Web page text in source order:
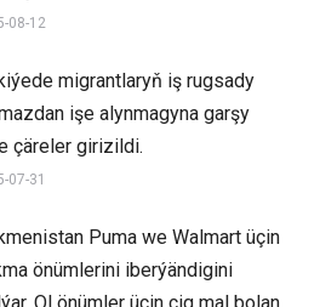
08-12
migrantlaryň iş rugsady
işe alynmagyna garşy
çäreler girizildi.
07-31
Puma we Walmart üçin
önümlerini iberýändigini